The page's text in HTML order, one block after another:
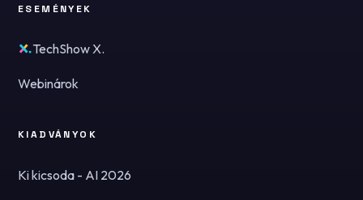
ESEMÉNYEK
TechShow X.
Webinárok
KIADVÁNYOK
Ki kicsoda - AI 2026